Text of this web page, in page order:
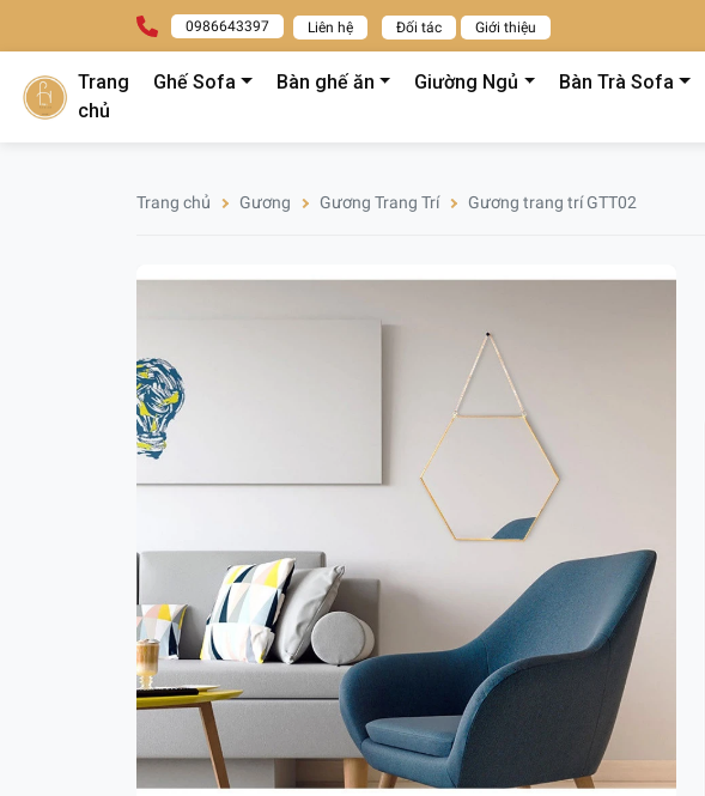
0986643397 Liên hệ Đối tác Giới thiệu
Trang
chủ
Ghế Sofa Bàn ghế ăn Giường Ngủ Bàn Trà Sofa
Trang chủ Gương Gương Trang Trí Gương trang trí GTT02